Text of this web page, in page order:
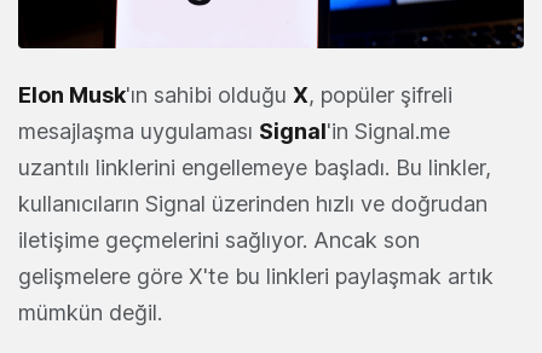
Elon Musk'ın sahibi olduğu X, popüler şifreli
mesajlaşma uygulaması Signal'in Signal.me
uzantılı linklerini engellemeye başladı. Bu linkler,
kullanıcıların Signal üzerinden hızlı ve doğrudan
iletişime geçmelerini sağlıyor. Ancak son
gelişmelere göre X'te bu linkleri paylaşmak artık
mümkün değil.